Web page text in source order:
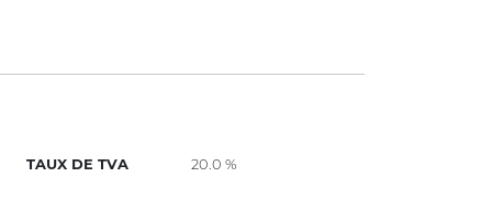
TAUX DE TVA 20.0 %